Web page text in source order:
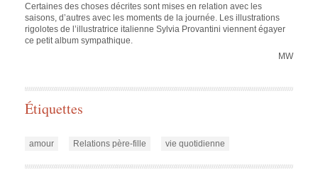
Certaines des choses décrites sont mises en relation avec les
saisons, d’autres avec les moments de la journée. Les illustrations
rigolotes de l’illustratrice italienne Sylvia Provantini viennent égayer
ce petit album sympathique.
MW
Étiquettes
amour Relations père-fille vie quotidienne